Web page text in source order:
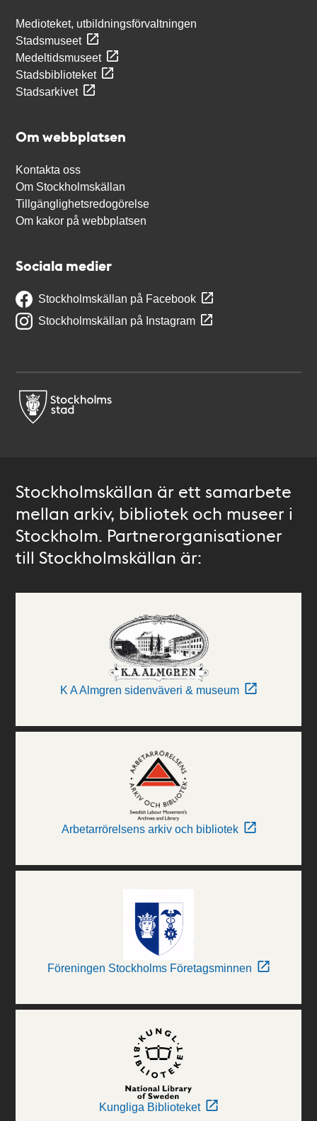
Medioteket, utbildningsförvaltningen
Stadsmuseet
Medeltidsmuseet
Stadsbiblioteket
Stadsarkivet
Om webbplatsen
Kontakta oss
Om Stockholmskällan
Tillgänglighetsredogörelse
Om kakor på webbplatsen
Sociala medier
Stockholmskällan på Facebook
Stockholmskällan på Instagram
Stockholmskällan är ett samarbete
mellan arkiv, bibliotek och museer i
Stockholm. Partnerorganisationer
till Stockholmskällan är:
K A Almgren sidenväveri & museum
Arbetarrörelsens arkiv och bibliotek
Föreningen Stockholms Företagsminnen
Kungliga Biblioteket